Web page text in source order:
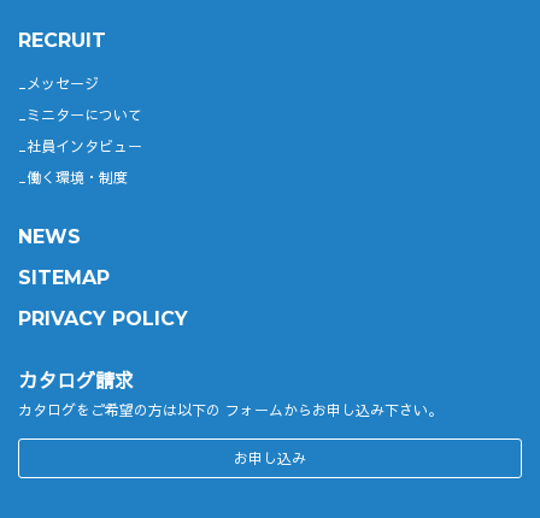
RECRUIT
メッセージ
ミニターについて
社員インタビュー
働く環境・制度
NEWS
SITEMAP
PRIVACY POLICY
カタログ請求
カタログをご希望の方は以下の フォームからお申し込み下さい。
お申し込み